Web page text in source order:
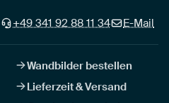
+49 341 92 88 11 34 E-Mail
Wandbilder bestellen
Lieferzeit & Versand